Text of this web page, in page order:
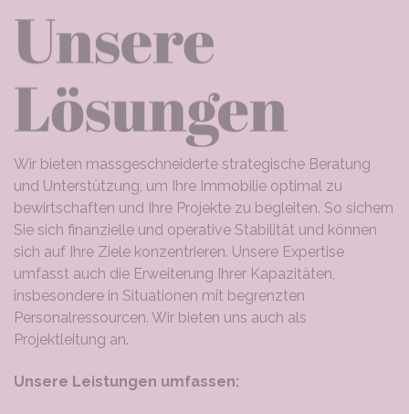
Wir bieten massgeschneiderte strategische Beratung
und Unterstützung, um Ihre Immobilie optimal zu
bewirtschaften und Ihre Projekte zu begleiten. So sichern
Sie sich finanzielle und operative Stabilität und können
sich auf Ihre Ziele konzentrieren. Unsere Expertise
umfasst auch die Erweiterung Ihrer Kapazitäten,
insbesondere in Situationen mit begrenzten
Personalressourcen. Wir bieten uns auch als
Projektleitung an.
Unsere Leistungen umfassen: